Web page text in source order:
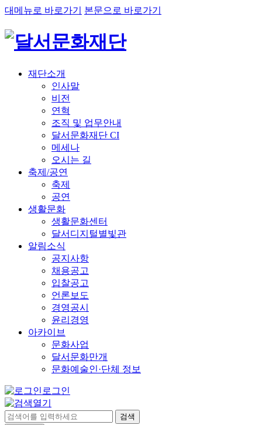
대메뉴로 바로가기 본문으로 바로가기
재단소개
인사말
비전
연혁
조직 및 업무안내
달서문화재단 CI
메세나
오시는 길
축제/공연
축제
공연
생활문화
생활문화센터
달서디지털별빛관
알림소식
공지사항
채용공고
입찰공고
언론보도
경영공시
윤리경영
아카이브
문화사업
달서문화만개
문화예술인·단체 정보
로그인
검색